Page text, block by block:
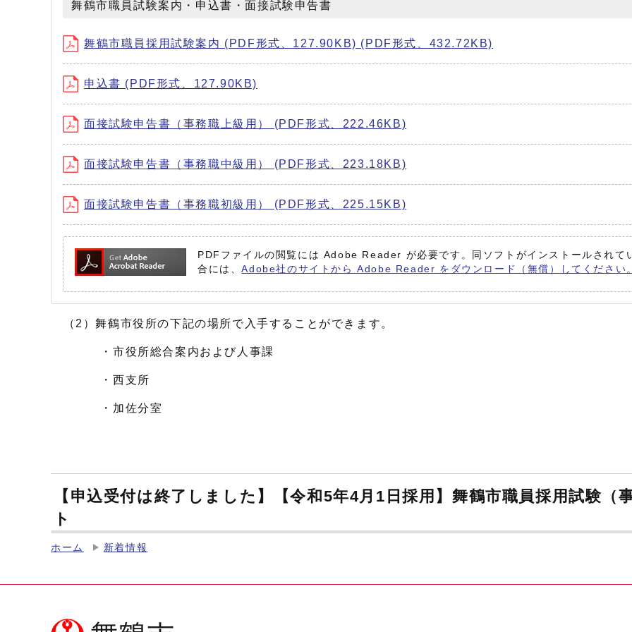
舞鶴市職員試験案内・申込書・面接試験申告書
舞鶴市職員採用試験案内 (PDF形式、127.90KB) (PDF形式、432.72KB)
申込書 (PDF形式、127.90KB)
面接試験申告書（事務職上級用） (PDF形式、222.46KB)
面接試験申告書（事務職中級用） (PDF形式、223.18KB)
面接試験申告書（事務職初級用） (PDF形式、225.15KB)
PDFファイルの閲覧には Adobe Reader が必要です。同ソフトがインストールされて
合には、Adobe社のサイトから Adobe Reader をダウンロード（無償）してください。
（2）舞鶴市役所の下記の場所で入手することができます。
・市役所総合案内および人事課
・西支所
・加佐分室
【申込受付は終了しました】【令和5年4月1日採用】舞鶴市職員採用試験
ト
ホーム 新着情報